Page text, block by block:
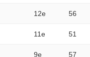
12e 56
11e 51
9e 57